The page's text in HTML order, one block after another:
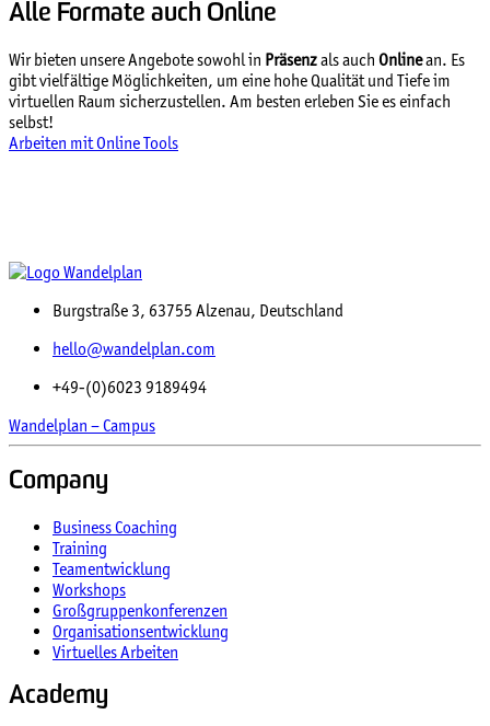
Alle Formate auch Online
Wir bieten unsere Angebote sowohl in Präsenzals auch Onlinean. Es
gibt vielfältige Möglichkeiten, um eine hohe Qualität und Tiefe im
virtuellen Raum sicherzustellen. Am besten erleben Sie es einfach
selbst!
Arbeiten mit Online Tools
Burgstraße 3, 63755 Alzenau, Deutschland
hello@wandelplan.com
+49-(0)6023 9189494
Wandelplan – Campus
Company
Business Coaching
Training
Teamentwicklung
Workshops
Großgruppenkonferenzen
Organisationsentwicklung
Virtuelles Arbeiten
Academy